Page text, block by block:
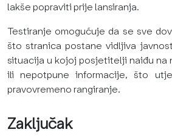
lakše popraviti prije lansiranja.
Testiranje omogućuje da se sve
što stranica postane vidljiva
situacija u kojoj posjetitelji naiđu na
ili nepotpune informacije, što
pravovremeno rangiranje.
Zaključak